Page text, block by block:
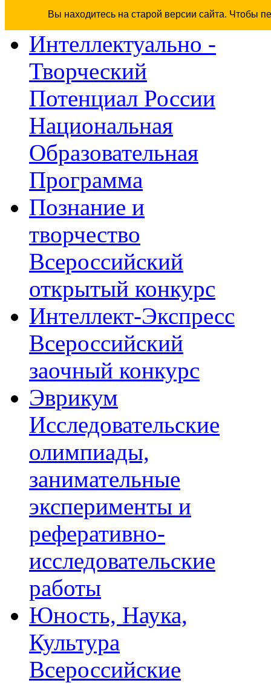
Вы находитесь на старой версии сайта. Чтобы
Интеллектуально -
Творческий
Потенциал России
Национальная
Образовательная
Программа
Познание и
творчество
Всероссийский
открытый конкурс
Интеллект-Экспресс
Всероссийский
заочный конкурс
Эврикум
Исследовательские
олимпиады,
занимательные
эксперименты и
реферативно-
исследовательские
работы
Юность, Наука,
Культура
Всероссийские